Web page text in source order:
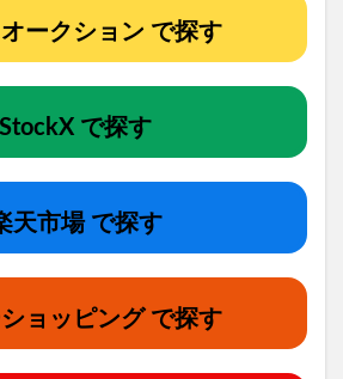
ークション で探す
StockX で探す
天市場 で探す
ョッピング で探す